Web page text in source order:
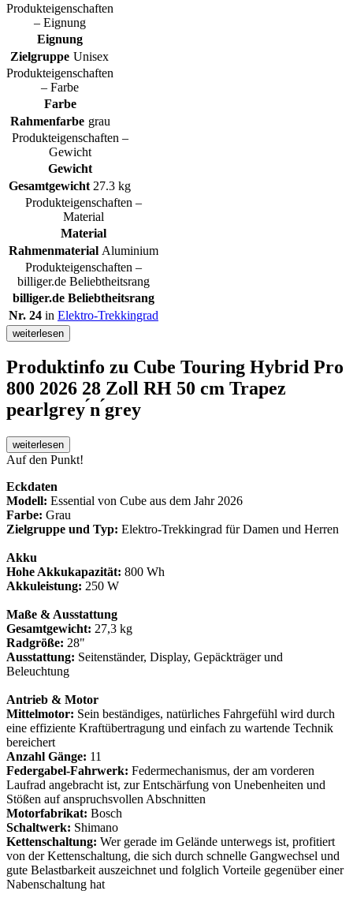
Produkteigenschaften
– Eignung
Eignung
Zielgruppe Unisex
Produkteigenschaften
– Farbe
Farbe
Rahmenfarbe grau
Produkteigenschaften –
Gewicht
Gewicht
Gesamtgewicht 27.3 kg
Produkteigenschaften –
Material
Material
Rahmenmaterial Aluminium
Produkteigenschaften –
billiger.de Beliebtheitsrang
billiger.de Beliebtheitsrang
Nr. 24 in Elektro-Trekkingrad
weiterlesen
Produktinfo zu Cube Touring Hybrid Pro
800 2026 28 Zoll RH 50 cm Trapez
pearlgrey ́n ́grey
weiterlesen
Auf den Punkt!
Eckdaten
Modell: Essential von Cube aus dem Jahr 2026
Farbe: Grau
Zielgruppe und Typ: Elektro-Trekkingrad für Damen und Herren
Akku
Hohe Akkukapazität: 800 Wh
Akkuleistung: 250 W
Maße & Ausstattung
Gesamtgewicht: 27,3 kg
Radgröße: 28"
Ausstattung: Seitenständer, Display, Gepäckträger und
Beleuchtung
Antrieb & Motor
Mittelmotor: Sein beständiges, natürliches Fahrgefühl wird durch
eine effiziente Kraftübertragung und einfach zu wartende Technik
bereichert
Anzahl Gänge: 11
Federgabel-Fahrwerk: Federmechanismus, der am vorderen
Laufrad angebracht ist, zur Entschärfung von Unebenheiten und
Stößen auf anspruchsvollen Abschnitten
Motorfabrikat: Bosch
Schaltwerk: Shimano
Kettenschaltung: Wer gerade im Gelände unterwegs ist, profitiert
von der Kettenschaltung, die sich durch schnelle Gangwechsel und
gute Belastbarkeit auszeichnet und folglich Vorteile gegenüber einer
Nabenschaltung hat